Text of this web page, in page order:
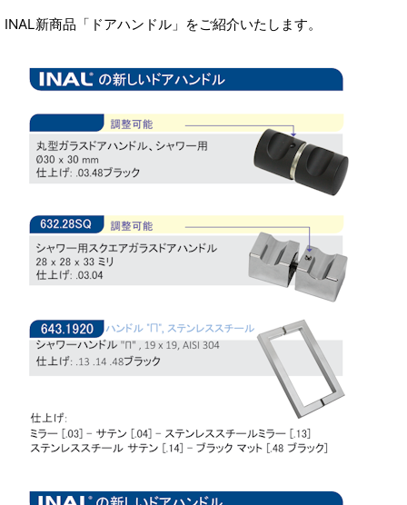
INAL新商品「ドアハンドル」をご紹介いたします。